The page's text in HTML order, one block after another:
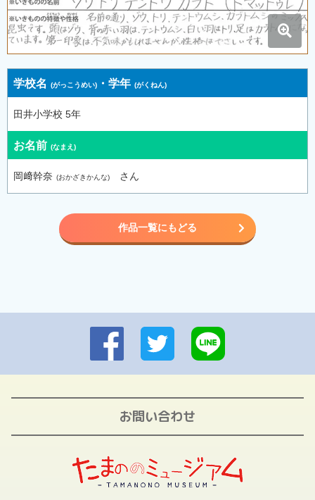
学校名 ・学年
田井小学校 5年
お名前
岡﨑幹奈 さん
作品一覧にもどる
お問い合わせ